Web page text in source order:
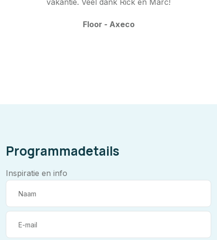
vakantie. Veel dank Rick en Marc!
Floor - Axeco
Programmadetails
Inspiratie en info